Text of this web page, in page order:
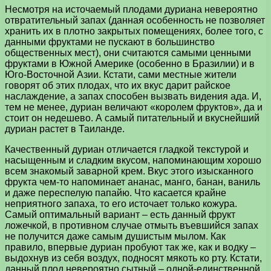
Несмотря на источаемый плодами дуриана невероятно
отвратительный запах (данная особенность не позволяет
хранить их в плотно закрытых помещениях, более того, с
данными фруктами не пускают в большинство
общественных мест), они считаются самыми ценными
фруктами в Южной Америке (особенно в Бразилии) и в
Юго-Восточной Азии. Кстати, сами местные жители
говорят об этих плодах, что их вкус дарит райское
наслаждение, а запах способен вызвать видения ада. И,
тем не менее, дуриан величают «королем фруктов», да и
стоит он недешево. А самый питательный и вкуснейший
дуриан растет в Таиланде.
Качественный дуриан отличается гладкой текстурой и
насыщенным и сладким вкусом, напоминающим хорошо
всем знакомый заварной крем. Вкус этого изысканного
фрукта чем-то напоминает ананас, манго, банан, ваниль
и даже переспелую папайю. Что касается крайне
неприятного запаха, то его источает только кожура.
Самый оптимальный вариант – есть данный фрукт
ложечкой, в противном случае отмыть въевшийся запах
не получится даже самым душистым мылом. Как
правило, впервые дуриан пробуют так же, как и водку –
выдохнув из себя воздух, подносят мякоть ко рту. Кстати,